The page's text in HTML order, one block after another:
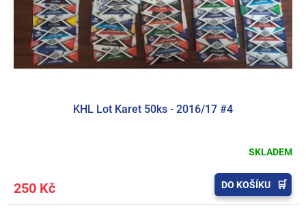
KHL Lot Karet 50ks - 2016/17 #4
SKLADEM
250 Kč DO KOŠÍKU